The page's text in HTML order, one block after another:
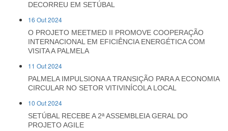
DECORREU EM SETÚBAL
16 Out 2024
O PROJETO MEETMED II PROMOVE COOPERAÇÃO
INTERNACIONAL EM EFICIÊNCIA ENERGÉTICA COM
VISITA A PALMELA
11 Out 2024
PALMELA IMPULSIONA A TRANSIÇÃO PARA A ECONOMIA
CIRCULAR NO SETOR VITIVINÍCOLA LOCAL
10 Out 2024
SETÚBAL RECEBE A 2ª ASSEMBLEIA GERAL DO
PROJETO AGILE